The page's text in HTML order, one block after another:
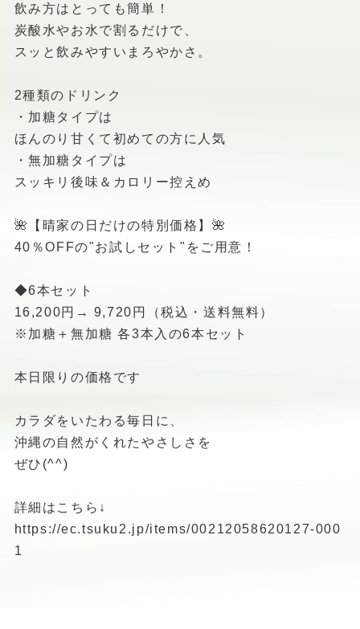
飲み方はとっても簡単！
炭酸水やお水で割るだけで、
スッと飲みやすいまろやかさ。
2種類のドリンク
・加糖タイプは
ほんのり甘くて初めての方に人気
・無加糖タイプは
スッキリ後味＆カロリー控えめ
🌺【晴家の日だけの特別価格】🌺
40％OFFの"お試しセット"をご用意！
◆6本セット
16,200円→ 9,720円（税込・送料無料）
※加糖＋無加糖 各3本入の6本セット
本日限りの価格です
カラダをいたわる毎日に、
沖縄の自然がくれたやさしさを
ぜひ(^^)
詳細はこちら↓
https://ec.tsuku2.jp/items/00212058620127-000
1